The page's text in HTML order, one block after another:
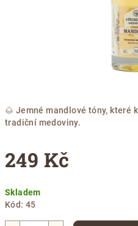
🌰 Jemné mandlové tóny, které
tradiční medoviny.
249 Kč
cena:
Skladem
Kód: 45